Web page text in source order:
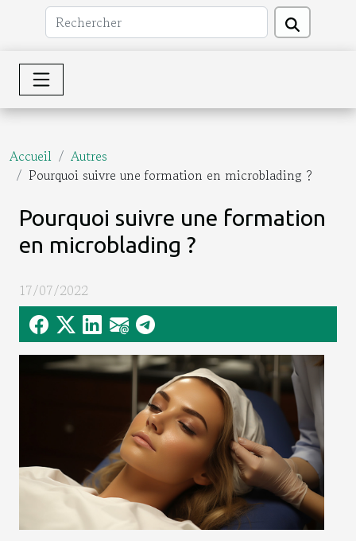
Accueil
Autres
Pourquoi suivre une formation en microblading ?
Pourquoi suivre une formation
en microblading ?
17/07/2022